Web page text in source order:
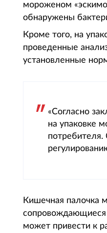
мороженом
обнаружены
Кроме того, на
проведенные
установленные
«Согласно
на упаковке
потребителя.
Кишечная палочка
сопровождающиеся
может привести к